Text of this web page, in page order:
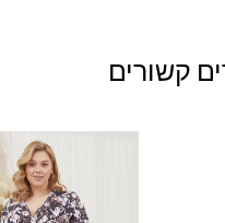
קשורים